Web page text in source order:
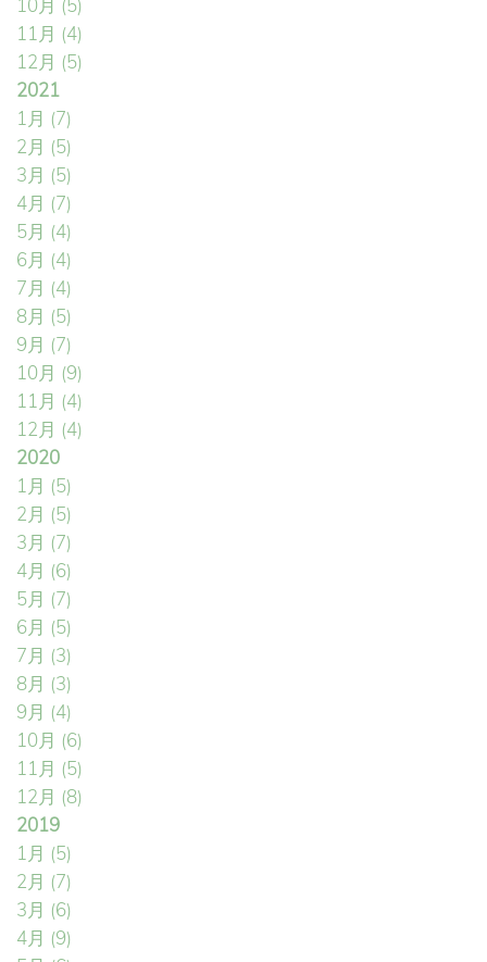
10月 (5)
11月 (4)
12月 (5)
2021
1月 (7)
2月 (5)
3月 (5)
4月 (7)
5月 (4)
6月 (4)
7月 (4)
8月 (5)
9月 (7)
10月 (9)
11月 (4)
12月 (4)
2020
1月 (5)
2月 (5)
3月 (7)
4月 (6)
5月 (7)
6月 (5)
7月 (3)
8月 (3)
9月 (4)
10月 (6)
11月 (5)
12月 (8)
2019
1月 (5)
2月 (7)
3月 (6)
4月 (9)